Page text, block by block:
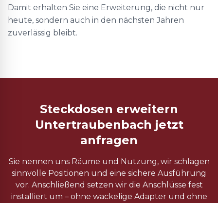
Damit erhalten Sie eine Erweiterung, die nicht nur
heute, sondern auch in den nächsten Jahren
zuverlässig bleibt.
Steckdosen erweitern
Untertraubenbach jetzt
anfragen
Sie nennen uns Räume und Nutzung, wir schlagen
sinnvolle Positionen und eine sichere Ausführung
vor. Anschließend setzen wir die Anschlüsse fest
installiert um – ohne wackelige Adapter und ohne